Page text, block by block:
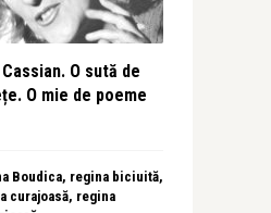
O sută de
O mie de poeme
Boudica, regina biciuită,
curajoasă, regina